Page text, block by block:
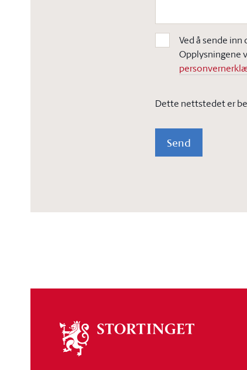
Ved å sende
Opplysningene
Dette nettstedet er
Send
stortinget